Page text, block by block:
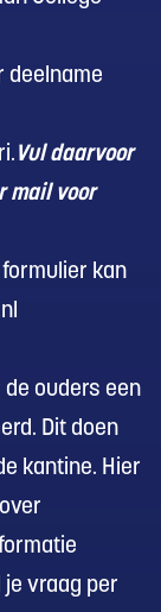
deelname
Vul daarvoor
mail voor
kan
de ouders een
Dit doen
kantine. Hier
je vraag per